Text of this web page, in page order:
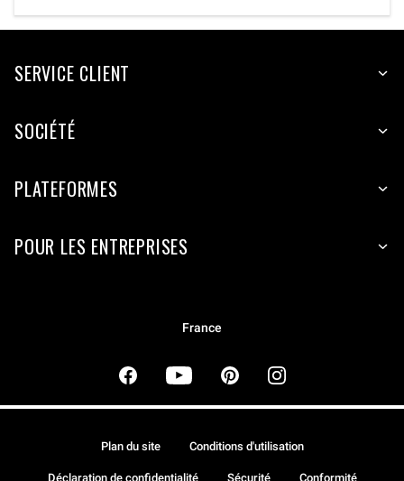
SERVICE CLIENT
SOCIÉTÉ
PLATEFORMES
POUR LES ENTREPRISES
France
Plan du site Conditions d'utilisation
Déclaration de confidentialité Sécurité Conformité